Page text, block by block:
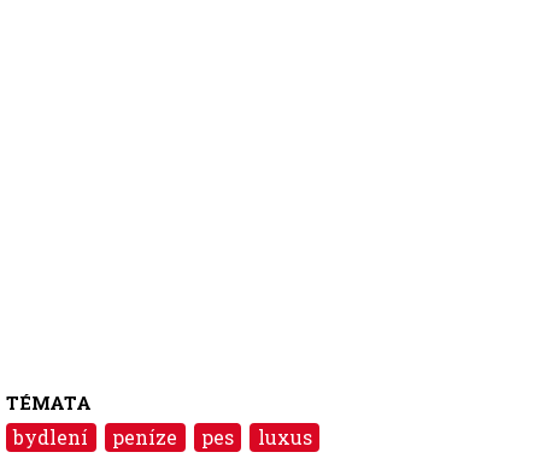
TÉMATA
bydlení peníze pes luxus